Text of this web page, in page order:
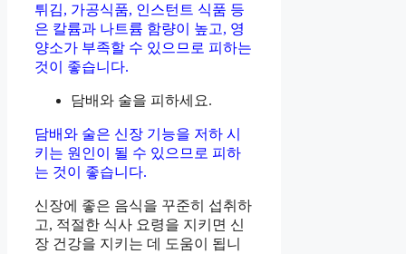
튀김, 가공식품, 인스턴트 식품 등
은 칼륨과 나트륨 함량이 높고, 영
양소가 부족할 수 있으므로 피하는
것이 좋습니다.
담배와 술을 피하세요.
담배와 술은 신장 기능을 저하 시
키는 원인이 될 수 있으므로 피하
는 것이 좋습니다.
신장에 좋은 음식을 꾸준히 섭취하
고, 적절한 식사 요령을 지키면 신
장 건강을 지키는 데 도움이 됩니